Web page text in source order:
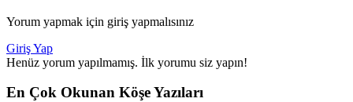
Yorum yapmak için giriş yapmalısınız
Giriş Yap
Henüz yorum yapılmamış. İlk yorumu siz yapın!
En Çok Okunan Köşe Yazıları